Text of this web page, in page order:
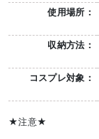
使用場所：
収納方法：
コスプレ対象：
★注意★